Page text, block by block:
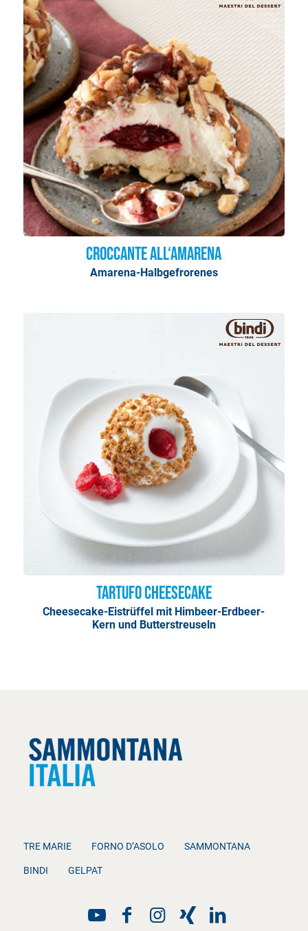
Croccante all‘Amarena
Amarena-Halbgefrorenes
Tartufo Cheesecake
Cheesecake-Eistrüffel mit Himbeer-Erdbeer-
Kern und Butterstreuseln
TRE MARIE FORNO D’ASOLO SAMMONTANA
BINDI GELPAT